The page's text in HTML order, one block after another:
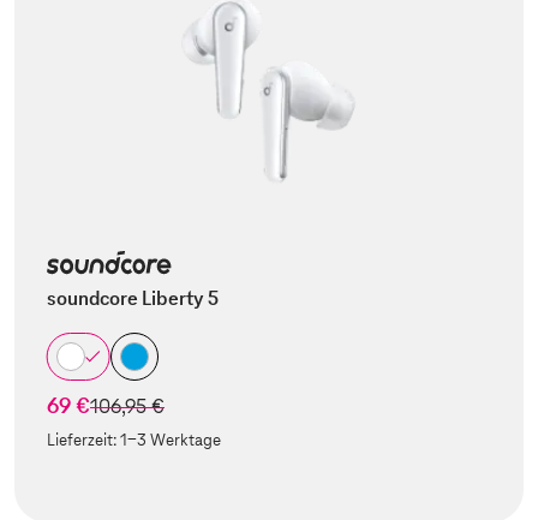
soundcore Liberty 5
69 €statt
106,95 €
Lieferzeit:1-3 Werktage